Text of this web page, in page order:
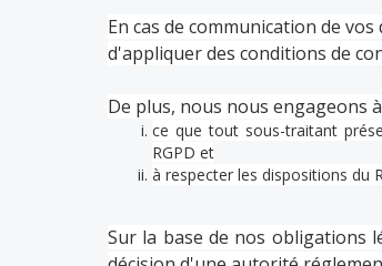
En cas de communication de
d'appliquer des conditions de
De plus, nous nous engageons
ce que tout sous-traitant
RGPD et
à respecter les dispositions du
Sur la base de nos obligations